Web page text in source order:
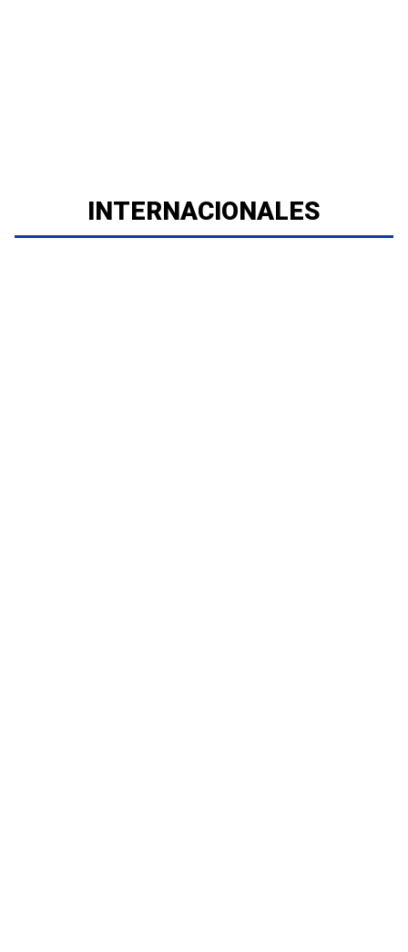
INTERNACIONALES